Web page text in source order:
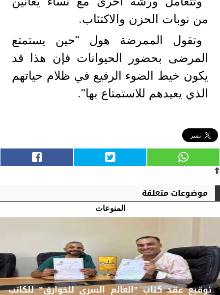
من نوبات الحزن والاكتئاب.
وتقول الممرضة هول "حين يستمتع
المرضى بحضور الحيوانات فإن هذا قد
يكون خيط الضوء الرفيع في ظلام حياتهم
الذي يعيدهم للاستمتاع بها".
⇧
موضوعات متعلقة
المنوعات
توقيع عقد كتاب ”العالم السري للخوارق” للكاتب